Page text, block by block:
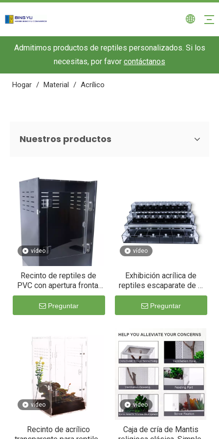
Admitimos productos de reptiles personalizados. Si los
necesitas, por favor contáctanos
Hogar / Material / Acrílico
Nuestros productos
vídeo
Recinto de reptiles de
PVC con apertura frontal
para Lizard Gecko
Preguntar
vídeo
Exhibición acrílica de
reptiles escaparate de 3
niveles para Expo
Preguntar
vídeo
Recinto de acrílico
vídeo
Caja de cría de Mantis